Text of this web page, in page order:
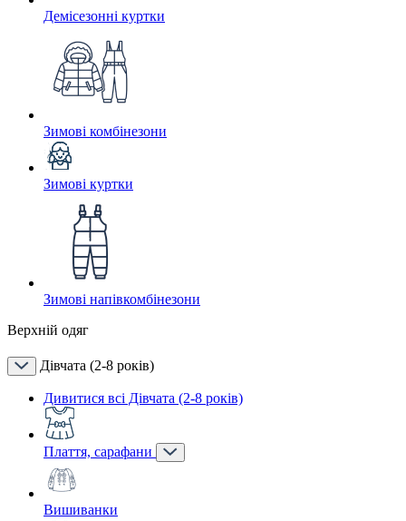
Демісезонні куртки
Зимові комбінезони
Зимові куртки
Зимові напівкомбінезони
Верхній одяг
Дівчата (2-8 років)
Дивитися всі Дівчата (2-8 років)
Плаття, сарафани
Вишиванки